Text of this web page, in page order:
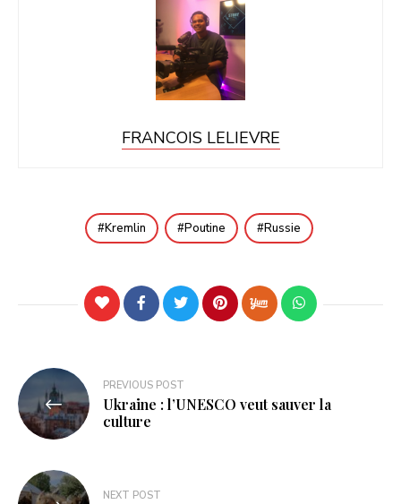
FRANCOIS LELIEVRE
Kremlin Poutine Russie
Navigation
de
l’article
PREVIOUS POST
Ukraine : l’UNESCO veut sauver la
culture
NEXT POST